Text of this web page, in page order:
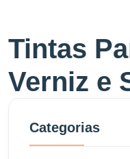
Tintas
Verniz e
Categorias